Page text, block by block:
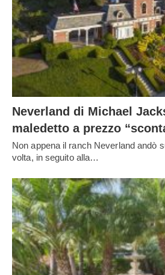
Neverland di Michael
maledetto a prezzo
Non appena il ranch Neverland andò
volta, in seguito alla…